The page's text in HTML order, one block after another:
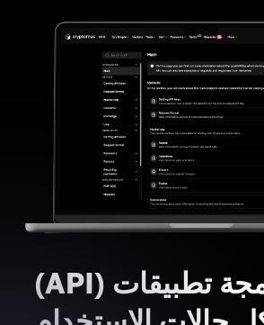
واجهة برمجة تطبيقات (API)